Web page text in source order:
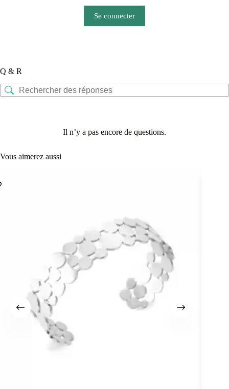
Se connecter
Q & R
Il n’y a pas encore de questions.
Vous aimerez aussi